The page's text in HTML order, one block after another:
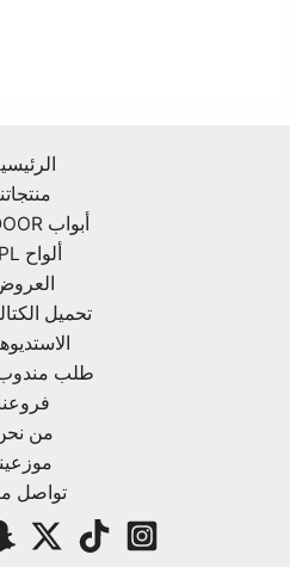
أبواب MY DOOR
ألواح HPL
تحميل
طلب مندوب
من
تواصل